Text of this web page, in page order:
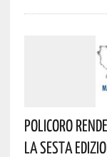
Policoro
La Sesta